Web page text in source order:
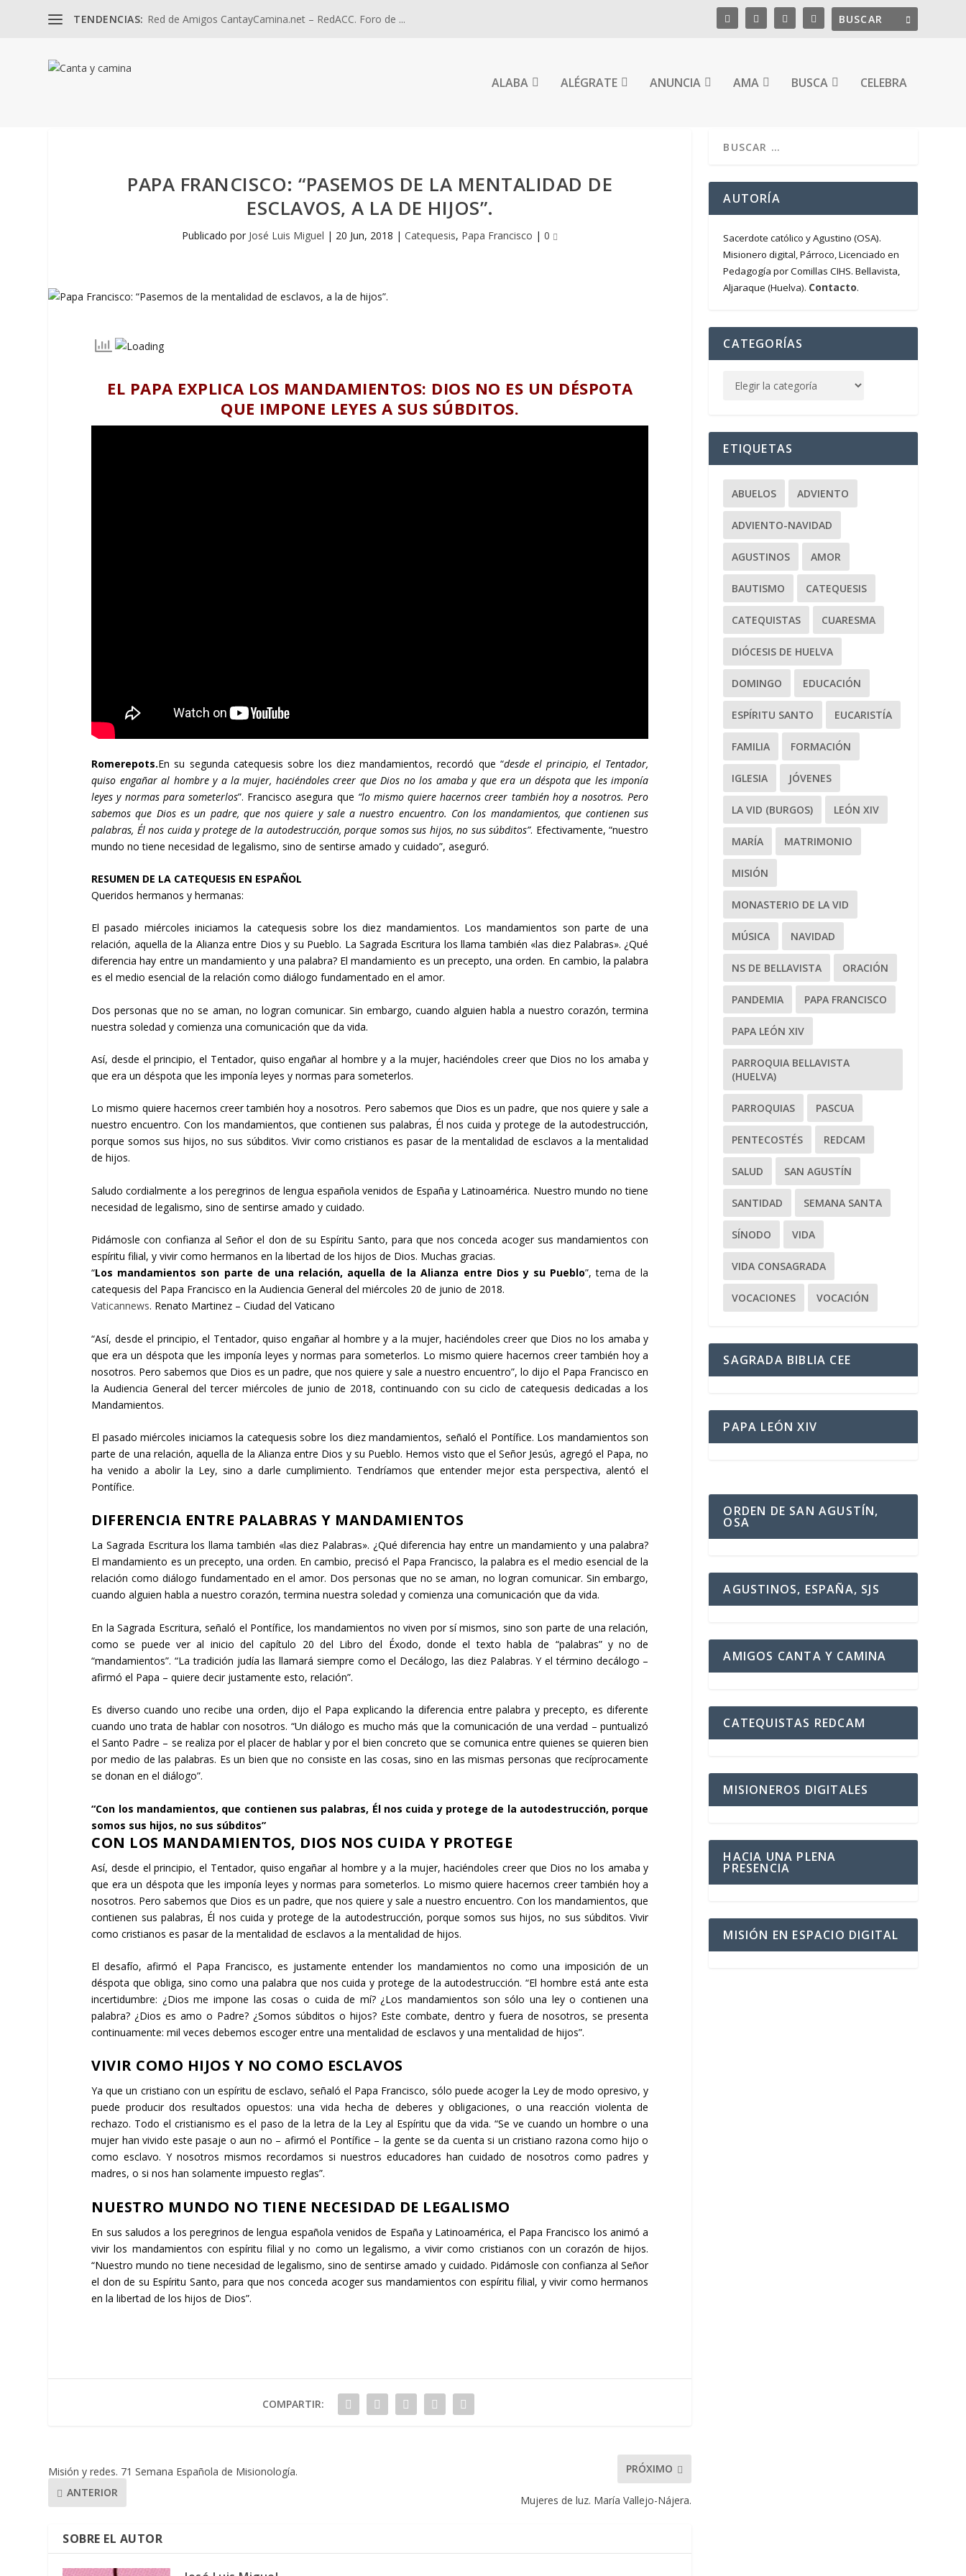
TENDENCIAS: Red de Amigos CantayCamina.net – RedACC. Foro de ...
ALABA ALÉGRATE ANUNCIA AMA BUSCA CELEBRA
PAPA FRANCISCO: “PASEMOS DE LA MENTALIDAD DE
ESCLAVOS, A LA DE HIJOS”.
Publicado por José Luis Miguel | 20 Jun, 2018 |Catequesis, Papa Francisco |0
EL PAPA EXPLICA LOS MANDAMIENTOS: DIOS NO ES UN DÉSPOTA
QUE IMPONE LEYES A SUS SÚBDITOS.
Romerepots.En su segunda catequesis sobre los diez mandamientos, recordó que “desde el principio, el Tentador,
quiso engañar al hombre y a la mujer, haciéndoles creer que Dios no los amaba y que era un déspota que les imponía
leyes y normas para someterlos”. Francisco asegura que “lo mismo quiere hacernos creer también hoy a nosotros. Pero
sabemos que Dios es un padre, que nos quiere y sale a nuestro encuentro. Con los mandamientos, que contienen sus
palabras, Él nos cuida y protege de la autodestrucción, porque somos sus hijos, no sus súbditos”. Efectivamente, “nuestro
mundo no tiene necesidad de legalismo, sino de sentirse amado y cuidado”, aseguró.
RESUMEN DE LA CATEQUESIS EN ESPAÑOL
Queridos hermanos y hermanas:
El pasado miércoles iniciamos la catequesis sobre los diez mandamientos. Los mandamientos son parte de una
relación, aquella de la Alianza entre Dios y su Pueblo. La Sagrada Escritura los llama también «las diez Palabras». ¿Qué
diferencia hay entre un mandamiento y una palabra? El mandamiento es un precepto, una orden. En cambio, la palabra
es el medio esencial de la relación como diálogo fundamentado en el amor.
Dos personas que no se aman, no logran comunicar. Sin embargo, cuando alguien habla a nuestro corazón, termina
nuestra soledad y comienza una comunicación que da vida.
Así, desde el principio, el Tentador, quiso engañar al hombre y a la mujer, haciéndoles creer que Dios no los amaba y
que era un déspota que les imponía leyes y normas para someterlos.
Lo mismo quiere hacernos creer también hoy a nosotros. Pero sabemos que Dios es un padre, que nos quiere y sale a
nuestro encuentro. Con los mandamientos, que contienen sus palabras, Él nos cuida y protege de la autodestrucción,
porque somos sus hijos, no sus súbditos. Vivir como cristianos es pasar de la mentalidad de esclavos a la mentalidad
de hijos.
Saludo cordialmente a los peregrinos de lengua española venidos de España y Latinoamérica. Nuestro mundo no tiene
necesidad de legalismo, sino de sentirse amado y cuidado.
Pidámosle con confianza al Señor el don de su Espíritu Santo, para que nos conceda acoger sus mandamientos con
espíritu filial, y vivir como hermanos en la libertad de los hijos de Dios. Muchas gracias.
“Los mandamientos son parte de una relación, aquella de la Alianza entre Dios y su Pueblo”, tema de la
catequesis del Papa Francisco en la Audiencia General del miércoles 20 de junio de 2018.
Vaticannews. Renato Martinez – Ciudad del Vaticano
“Así, desde el principio, el Tentador, quiso engañar al hombre y a la mujer, haciéndoles creer que Dios no los amaba y
que era un déspota que les imponía leyes y normas para someterlos. Lo mismo quiere hacernos creer también hoy a
nosotros. Pero sabemos que Dios es un padre, que nos quiere y sale a nuestro encuentro”, lo dijo el Papa Francisco en
la Audiencia General del tercer miércoles de junio de 2018, continuando con su ciclo de catequesis dedicadas a los
Mandamientos.
El pasado miércoles iniciamos la catequesis sobre los diez mandamientos, señaló el Pontífice. Los mandamientos son
parte de una relación, aquella de la Alianza entre Dios y su Pueblo. Hemos visto que el Señor Jesús, agregó el Papa, no
ha venido a abolir la Ley, sino a darle cumplimiento. Tendríamos que entender mejor esta perspectiva, alentó el
Pontífice.
DIFERENCIA ENTRE PALABRAS Y MANDAMIENTOS
La Sagrada Escritura los llama también «las diez Palabras». ¿Qué diferencia hay entre un mandamiento y una palabra?
El mandamiento es un precepto, una orden. En cambio, precisó el Papa Francisco, la palabra es el medio esencial de la
relación como diálogo fundamentado en el amor. Dos personas que no se aman, no logran comunicar. Sin embargo,
cuando alguien habla a nuestro corazón, termina nuestra soledad y comienza una comunicación que da vida.
En la Sagrada Escritura, señaló el Pontífice, los mandamientos no viven por sí mismos, sino son parte de una relación,
como se puede ver al inicio del capítulo 20 del Libro del Éxodo, donde el texto habla de “palabras” y no de
“mandamientos”. “La tradición judía las llamará siempre como el Decálogo, las diez Palabras. Y el término decálogo –
afirmó el Papa – quiere decir justamente esto, relación”.
Es diverso cuando uno recibe una orden, dijo el Papa explicando la diferencia entre palabra y precepto, es diferente
cuando uno trata de hablar con nosotros. “Un diálogo es mucho más que la comunicación de una verdad – puntualizó
el Santo Padre – se realiza por el placer de hablar y por el bien concreto que se comunica entre quienes se quieren bien
por medio de las palabras. Es un bien que no consiste en las cosas, sino en las mismas personas que recíprocamente
se donan en el diálogo”.
“Con los mandamientos, que contienen sus palabras, Él nos cuida y protege de la autodestrucción, porque
somos sus hijos, no sus súbditos”
CON LOS MANDAMIENTOS, DIOS NOS CUIDA Y PROTEGE
Así, desde el principio, el Tentador, quiso engañar al hombre y a la mujer, haciéndoles creer que Dios no los amaba y
que era un déspota que les imponía leyes y normas para someterlos. Lo mismo quiere hacernos creer también hoy a
nosotros. Pero sabemos que Dios es un padre, que nos quiere y sale a nuestro encuentro. Con los mandamientos, que
contienen sus palabras, Él nos cuida y protege de la autodestrucción, porque somos sus hijos, no sus súbditos. Vivir
como cristianos es pasar de la mentalidad de esclavos a la mentalidad de hijos.
El desafío, afirmó el Papa Francisco, es justamente entender los mandamientos no como una imposición de un
déspota que obliga, sino como una palabra que nos cuida y protege de la autodestrucción. “El hombre está ante esta
incertidumbre: ¿Dios me impone las cosas o cuida de mí? ¿Los mandamientos son sólo una ley o contienen una
palabra? ¿Dios es amo o Padre? ¿Somos súbditos o hijos? Este combate, dentro y fuera de nosotros, se presenta
continuamente: mil veces debemos escoger entre una mentalidad de esclavos y una mentalidad de hijos”.
VIVIR COMO HIJOS Y NO COMO ESCLAVOS
Ya que un cristiano con un espíritu de esclavo, señaló el Papa Francisco, sólo puede acoger la Ley de modo opresivo, y
puede producir dos resultados opuestos: una vida hecha de deberes y obligaciones, o una reacción violenta de
rechazo. Todo el cristianismo es el paso de la letra de la Ley al Espíritu que da vida. “Se ve cuando un hombre o una
mujer han vivido este pasaje o aun no – afirmó el Pontífice – la gente se da cuenta si un cristiano razona como hijo o
como esclavo. Y nosotros mismos recordamos si nuestros educadores han cuidado de nosotros como padres y
madres, o si nos han solamente impuesto reglas”.
NUESTRO MUNDO NO TIENE NECESIDAD DE LEGALISMO
En sus saludos a los peregrinos de lengua española venidos de España y Latinoamérica, el Papa Francisco los animó a
vivir los mandamientos con espíritu filial y no como un legalismo, a vivir como cristianos con un corazón de hijos.
“Nuestro mundo no tiene necesidad de legalismo, sino de sentirse amado y cuidado. Pidámosle con confianza al Señor
el don de su Espíritu Santo, para que nos conceda acoger sus mandamientos con espíritu filial, y vivir como hermanos
en la libertad de los hijos de Dios”.
COMPARTIR:
Misión y redes. 71 Semana Española de Misionología.
ANTERIOR
PRÓXIMO
Mujeres de luz. María Vallejo-Nájera.
SOBRE EL AUTOR
AUTORÍA
Sacerdote católico y Agustino (OSA).
Misionero digital, Párroco, Licenciado en
Pedagogía por Comillas CIHS. Bellavista,
Aljaraque (Huelva). Contacto.
CATEGORÍAS
ETIQUETAS
ABUELOS ADVIENTO
ADVIENTO-NAVIDAD
AGUSTINOS AMOR
BAUTISMO CATEQUESIS
CATEQUISTAS CUARESMA
DIÓCESIS DE HUELVA
DOMINGO EDUCACIÓN
ESPÍRITU SANTO EUCARISTÍA
FAMILIA FORMACIÓN
IGLESIA JÓVENES
LA VID (BURGOS) LEÓN XIV
MARÍA MATRIMONIO
MISIÓN
MONASTERIO DE LA VID
MÚSICA NAVIDAD
NS DE BELLAVISTA ORACIÓN
PANDEMIA PAPA FRANCISCO
PAPA LEÓN XIV
PARROQUIA BELLAVISTA
(HUELVA)
PARROQUIAS PASCUA
PENTECOSTÉS REDCAM
SALUD SAN AGUSTÍN
SANTIDAD SEMANA SANTA
SÍNODO VIDA
VIDA CONSAGRADA
VOCACIONES VOCACIÓN
SAGRADA BIBLIA CEE
PAPA LEÓN XIV
ORDEN DE SAN AGUSTÍN,
OSA
AGUSTINOS, ESPAÑA, SJS
AMIGOS CANTA Y CAMINA
CATEQUISTAS REDCAM
MISIONEROS DIGITALES
HACIA UNA PLENA
PRESENCIA
MISIÓN EN ESPACIO DIGITAL